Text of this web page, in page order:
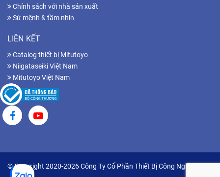
Chính sách với nhà sản xuất
Sứ mệnh & tầm nhìn
LIÊN KẾT
Catalog thiết bị Mitutoyo
Niigataseiki Việt Nam
Mitutoyo Việt Nam
© Copyright 2020-2026 Công Ty Cổ Phần Thiết Bị Công Nghiệp Hữu